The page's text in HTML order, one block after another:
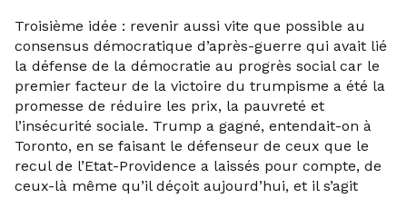
Troisième idée : revenir aussi vite que possible au
consensus démocratique d’après-guerre qui avait lié
la défense de la démocratie au progrès social car le
premier facteur de la victoire du trumpisme a été la
promesse de réduire les prix, la pauvreté et
l’insécurité sociale. Trump a gagné, entendait-on à
Toronto, en se faisant le défenseur de ceux que le
recul de l’Etat-Providence a laissés pour compte, de
ceux-là même qu’il déçoit aujourd’hui, et il s’agit